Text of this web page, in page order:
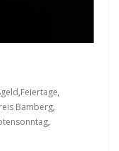
,Feiertage,
Bamberg,
,